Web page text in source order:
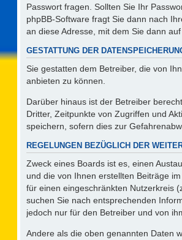
Passwort fragen. Sollten Sie Ihr
phpBB-Software fragt Sie dann nach
an diese Adresse, mit dem Sie dann
GESTATTUNG DER
Sie gestatten dem Betreiber, die von
anbieten zu können.
Darüber hinaus ist der Betreiber
Dritter, Zeitpunkte von Zugriffen und
speichern, sofern dies zur
REGELUNGEN BEZÜGLICH DER
Zweck eines Boards ist es, einen
und die von Ihnen erstellten Beiträge
für einen eingeschränkten Nutzerkreis
suchen Sie nach entsprechenden
jedoch nur für den Betreiber und von
Andere als die oben genannten Daten